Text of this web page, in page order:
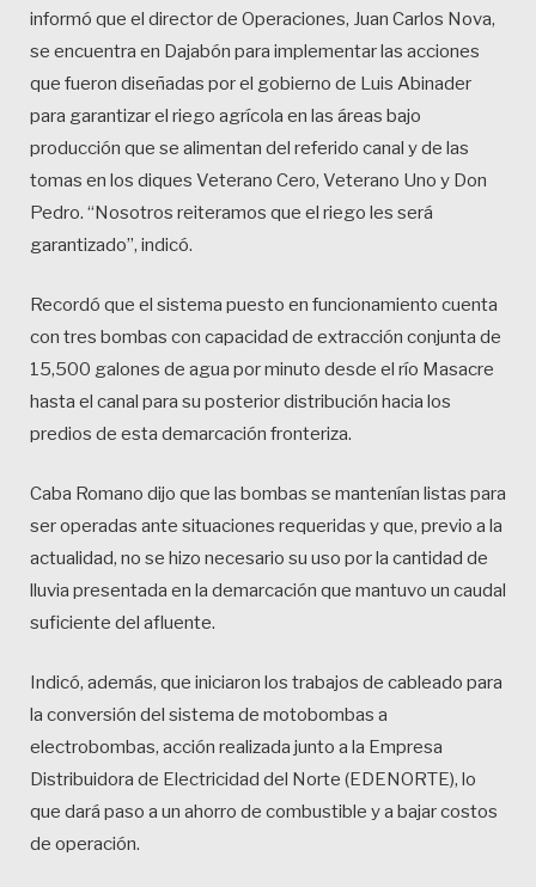
informó que el director de Operaciones, Juan Carlos Nova,
se encuentra en Dajabón para implementar las acciones
que fueron diseñadas por el gobierno de Luis Abinader
para garantizar el riego agrícola en las áreas bajo
producción que se alimentan del referido canal y de las
tomas en los diques Veterano Cero, Veterano Uno y Don
Pedro. “Nosotros reiteramos que el riego les será
garantizado”, indicó.
Recordó que el sistema puesto en funcionamiento cuenta
con tres bombas con capacidad de extracción conjunta de
15,500 galones de agua por minuto desde el río Masacre
hasta el canal para su posterior distribución hacia los
predios de esta demarcación fronteriza.
Caba Romano dijo que las bombas se mantenían listas para
ser operadas ante situaciones requeridas y que, previo a la
actualidad, no se hizo necesario su uso por la cantidad de
lluvia presentada en la demarcación que mantuvo un caudal
suficiente del afluente.
Indicó, además, que iniciaron los trabajos de cableado para
la conversión del sistema de motobombas a
electrobombas, acción realizada junto a la Empresa
Distribuidora de Electricidad del Norte (EDENORTE), lo
que dará paso a un ahorro de combustible y a bajar costos
de operación.